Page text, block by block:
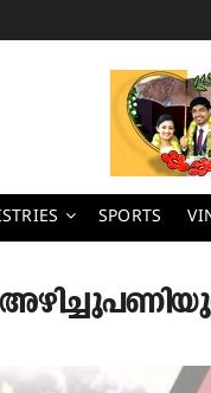
SPORTS